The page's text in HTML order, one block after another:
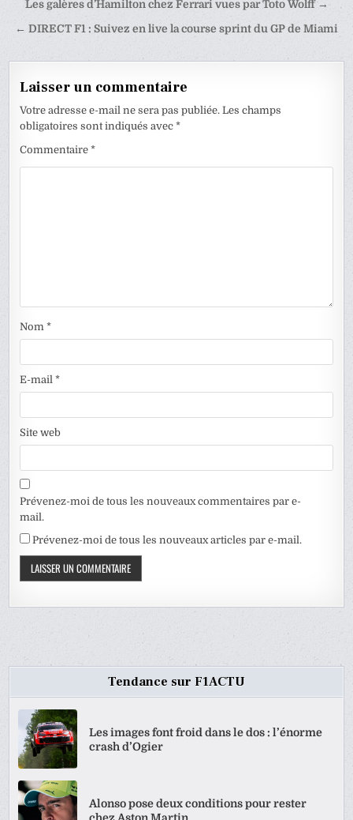
Navigation
de
Les galères d’Hamilton chez Ferrari vues par Toto Wolff →
← DIRECT F1 : Suivez en live la course sprint du GP de Miami
Laisser un commentaire
Votre adresse e-mail ne sera pas publiée. Les champs
obligatoires sont indiqués avec*
Commentaire*
Nom*
E-mail*
Site web
Prévenez-moi de tous les nouveaux commentaires par e-
mail.
Prévenez-moi de tous les nouveaux articles par e-mail.
Tendance sur F1ACTU
Les images font froid dans le dos : l’énorme
crash d’Ogier
Alonso pose deux conditions pour rester